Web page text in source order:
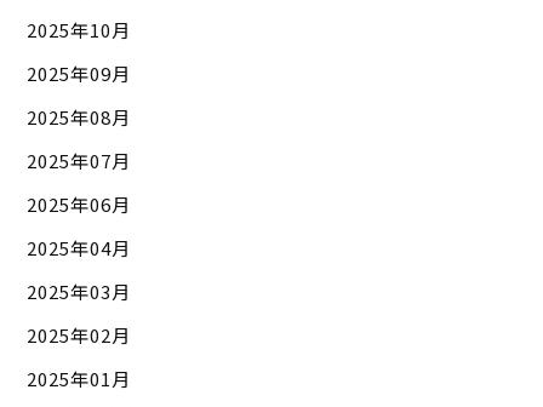
2025年10月
2025年09月
2025年08月
2025年07月
2025年06月
2025年04月
2025年03月
2025年02月
2025年01月